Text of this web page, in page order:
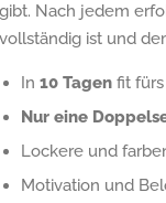
gibt. Nach jedem
vollständig ist und
In 10 Tagen fit
Nur eine
Lockere und
Motivation und